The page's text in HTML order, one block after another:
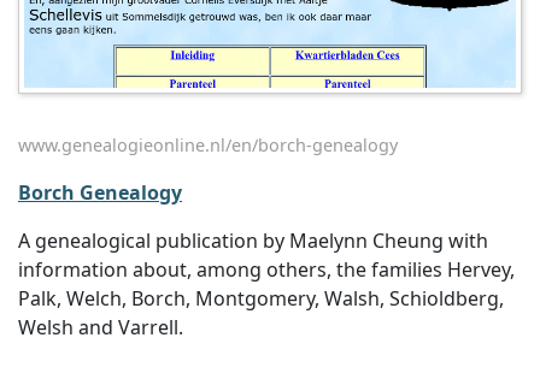
www.genealogieonline.nl/en/borch-genealogy
Borch Genealogy
A genealogical publication by Maelynn Cheung with
information about, among others, the families Hervey,
Palk, Welch, Borch, Montgomery, Walsh, Schioldberg,
Welsh and Varrell.